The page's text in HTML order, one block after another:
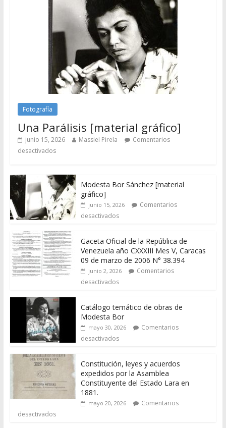
Fotografía
Una Parálisis [material gráfico]
junio 15, 2026 Massiel Pirela
Comentarios
desactivados
Modesta Bor Sánchez [material
gráfico]
junio 15, 2026
Comentarios
desactivados
Gaceta Oficial de la República de
Venezuela año CXXXIII Mes V, Caracas
09 de marzo de 2006 N° 38.394
junio 2, 2026
Comentarios
desactivados
Catálogo temático de obras de
Modesta Bor
mayo 30, 2026
Comentarios
desactivados
Constitución, leyes y acuerdos
expedidos por la Asamblea
Constituyente del Estado Lara en
1881.
mayo 20, 2026
Comentarios
desactivados